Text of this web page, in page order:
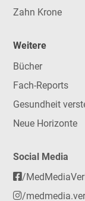
Zahn Krone
Weitere
Bücher
Fach-Reports
Gesundheit
Neue Horizonte
Social Media
/
/